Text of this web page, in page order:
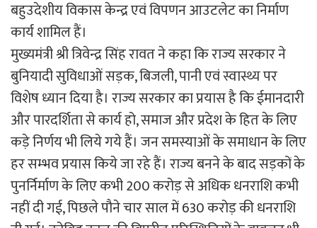
बहुउदेशीय विकास केन्द्र एवं विपणन आउटलेट का निर्माण
कार्य शामिल हैं।
मुख्यमंत्री श्री त्रिवेन्द्र सिंह रावत ने कहा कि राज्य सरकार ने
बुनियादी सुविधाओं सड़क, बिजली, पानी एवं स्वास्थ्य पर
विशेष ध्यान दिया है। राज्य सरकार का प्रयास है कि ईमानदारी
और पारदर्शिता से कार्य हो, समाज और प्रदेश के हित के लिए
कड़े निर्णय भी लिये गये हैं। जन समस्याओं के समाधान के लिए
हर सम्भव प्रयास किये जा रहे हैं। राज्य बनने के बाद सड़कों के
पुनर्निर्माण के लिए कभी 200 करोड़ से अधिक धनराशि कभी
नहीं दी गई, पिछले पौने चार साल में 630 करोड़ की धनराशि